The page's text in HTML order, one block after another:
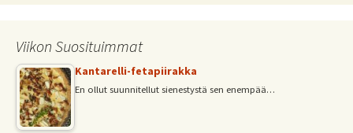
Viikon Suosituimmat
Kantarelli-fetapiirakka
En ollut suunnitellut sienestystä sen enempää…